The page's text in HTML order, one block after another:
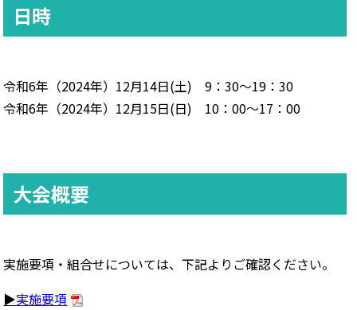
日時
令和6年（2024年） 12月14日(土) 9：30～19：30
令和6年（2024年） 12月15日(日) 10：00～17：00
大会概要
実施要項・組合せについては、下記よりご確認ください。
▶実施要項